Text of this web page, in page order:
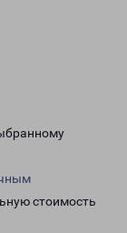
стоимость